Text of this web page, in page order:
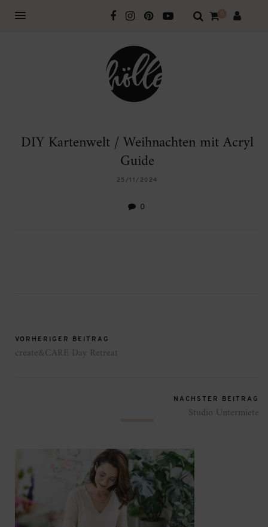
0
DIY Kartenwelt / Weihnachten mit Acryl
Guide
25/11/2024
0
VORHERIGER BEITRAG
create&CARE Day Retreat
NÄCHSTER BEITRAG
Studio Untermiete